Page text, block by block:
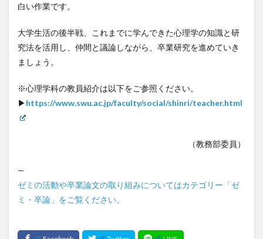
白い作業です。
大学生活の後半戦、これまでに学んできた心理学の知識と研
究法を活用し、仲間と議論しながら、卒業研究を進めていき
ましょう。
※心理学科の教員紹介は以下をご参照ください。
▶ https://www.swu.ac.jp/faculty/social/shinri/teacher.html
（教務部委員）
—
ゼミの活動や卒業論文の取り組みについてはカテゴリー「ゼ
ミ・卒論」をご覧ください。